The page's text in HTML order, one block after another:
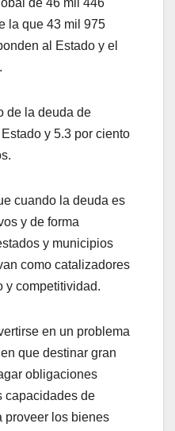
de 46 mil 446
la que 43 mil 975
al Estado y el
de la deuda de
y 5.3 por ciento
cuando la deuda es
y de forma
y municipios
como catalizadores
y competitividad.
en un problema
que destinar gran
obligaciones
capacidades de
proveer los bienes